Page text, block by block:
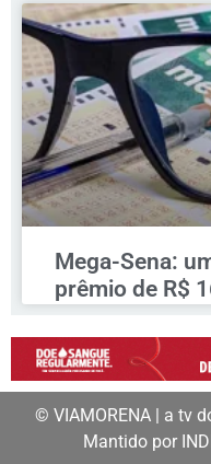
Mega-Sena:
prêmio de R$
© VIAMORENA | a tv
Mantido por